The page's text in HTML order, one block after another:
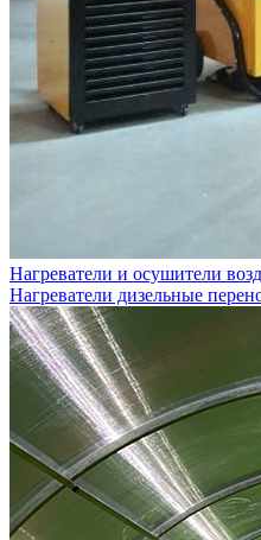
Нагреватели и осушители
Нагреватели дизельные